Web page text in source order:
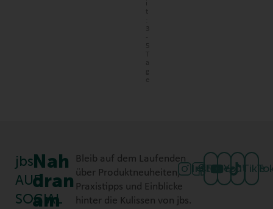
i
3
-
5
T
a
g
e
jbs
AUF
SOCIAL
Nah
dran
am
Bleib auf dem Laufenden
über Produktneuheiten,
Praxistipps und Einblicke
hinter die Kulissen von jbs.
Instagram
Facebook
Youtube